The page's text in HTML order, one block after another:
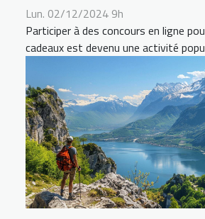
Lun. 02/12/2024 9h
Participer à des concours en ligne
cadeaux est devenu une activité